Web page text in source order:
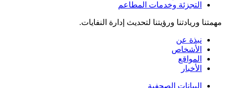
التجزئة وخدمات المطاعم
مهمتنا وريادتنا ورؤيتنا لتحديث إدارة النفايات.
نبذة عن
الأشخاص
المواقع
الأخبار
البيانات الصحفية